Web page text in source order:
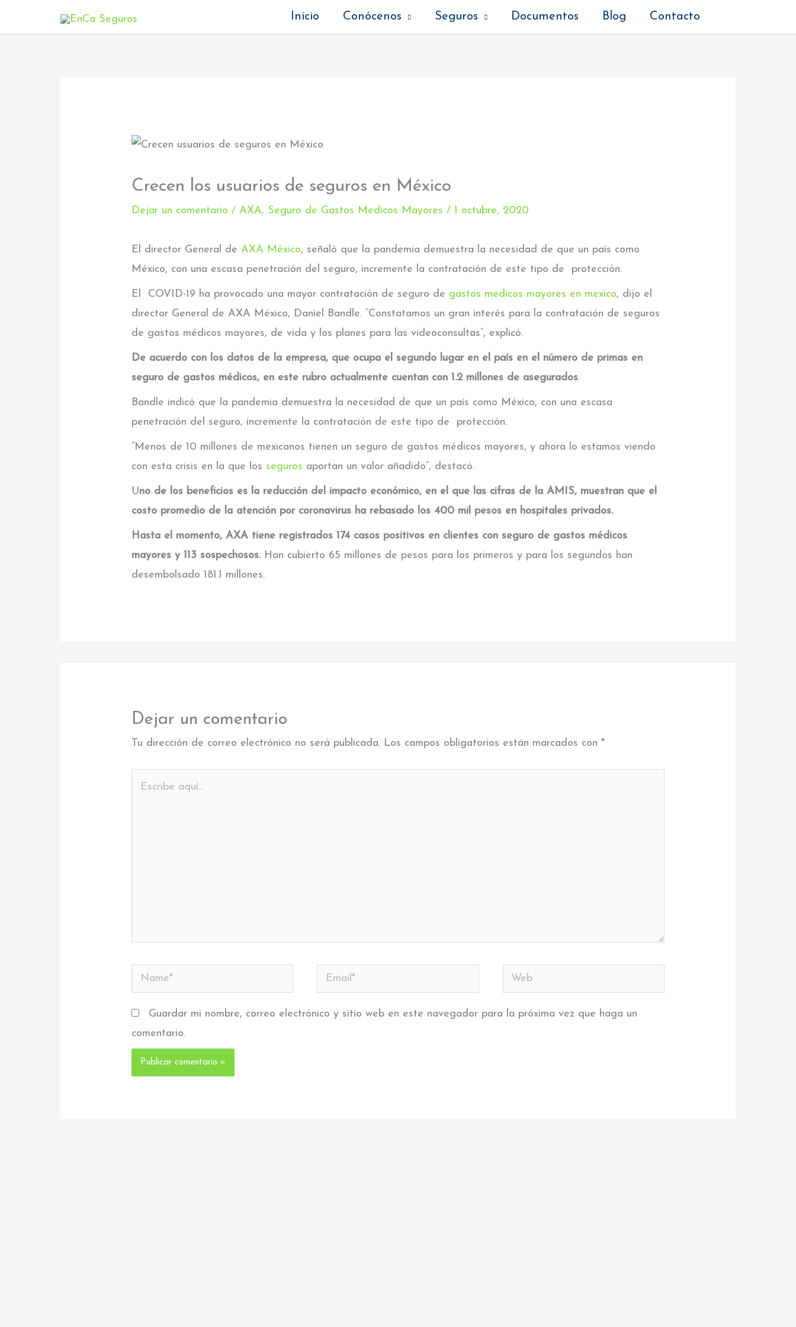
Inicio Conócenos Seguros Documentos Blog Contacto
Crecen los usuarios de seguros en México
Dejar un comentario /AXA, Seguro de Gastos Medicos Mayores /1 octubre, 2020
El director General deAXA México, señaló que la pandemia demuestra la necesidad de que un país como
México, con una escasa penetración del seguro, incremente la contratación de este tipo de protección.
El COVID-19 ha provocado una mayor contratación de seguro de gastos medicos mayores en mexico, dijo el
director General de AXA México, Daniel Bandle. “Constatamos un gran interés para la contratación de seguros
de gastos médicos mayores, de vida y los planes para las videoconsultas”, explicó.
De acuerdo con los datos de la empresa, que ocupa el segundo lugar en el país en el número de primas en
seguro de gastos médicos, en este rubro actualmente cuentan con 1.2 millones de asegurados.
Bandle indicó que la pandemia demuestra la necesidad de que un país como México, con una escasa
penetración del seguro, incremente la contratación de este tipo de protección.
“Menos de 10 millones de mexicanos tienen un seguro de gastos médicos mayores, y ahora lo estamos viendo
con esta crisis en la que los seguros aportan un valor añadido”, destacó.
Uno de los beneficios es la reducción del impacto económico, en el que las cifras de la AMIS, muestran que el
costo promedio de la atención por coronavirus ha rebasado los 400 mil pesos en hospitales privados.
Hasta el momento, AXA tiene registrados 174 casos positivos en clientes con seguro de gastos médicos
mayores y 113 sospechosos.Han cubierto 65 millones de pesos para los primeros y para los segundos han
desembolsado 181.1 millones.
Dejar un comentario
Tu dirección de correo electrónico no será publicada. Los campos obligatorios están marcados con*
Name* Email* Web
Guardar mi nombre, correo electrónico y sitio web en este navegador para la próxima vez que haga un
comentario.